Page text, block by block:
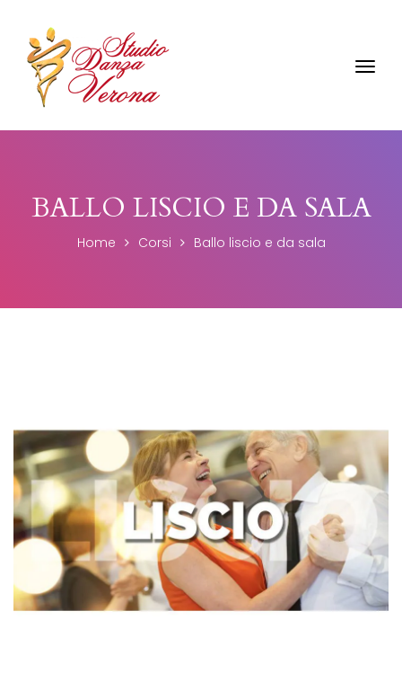
BALLO LISCIO E DA SALA
Home Corsi Ballo liscio e da sala